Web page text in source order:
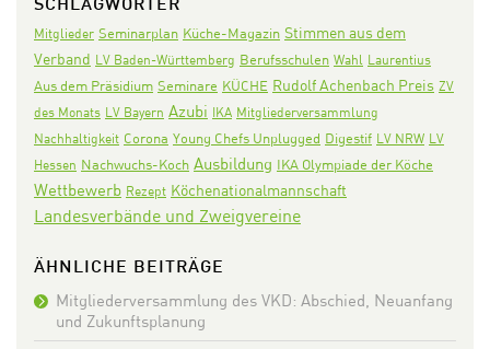
SCHLAGWÖRTER
Mitglieder Seminarplan Küche-Magazin Stimmen aus dem
Verband LV Baden-Württemberg Berufsschulen Wahl Laurentius
Aus dem Präsidium Seminare KÜCHE Rudolf Achenbach Preis ZV
des Monats LV Bayern Azubi IKA Mitgliederversammlung
Nachhaltigkeit Corona Young Chefs Unplugged Digestif LV NRW LV
Hessen Nachwuchs-Koch Ausbildung IKA Olympiade der Köche
Wettbewerb Rezept Köchenationalmannschaft
Landesverbände und Zweigvereine
ÄHNLICHE BEITRÄGE
Mitgliederversammlung des VKD: Abschied, Neuanfang
und Zukunftsplanung